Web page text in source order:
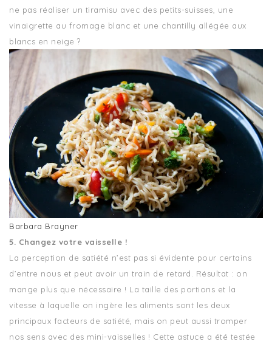
ne pas réaliser un tiramisu avec des petits-suisses, une
vinaigrette au fromage blanc et une chantilly allégée aux
blancs en neige ?
Barbara Brayner
5. Changez votre vaisselle !
La perception de satiété n’est pas si évidente pour certains
d’entre nous et peut avoir un train de retard. Résultat : on
mange plus que nécessaire ! La taille des portions et la
vitesse à laquelle on ingère les aliments sont les deux
principaux facteurs de satiété, mais on peut aussi tromper
nos sens avec des mini-vaisselles ! Cette astuce a été testée